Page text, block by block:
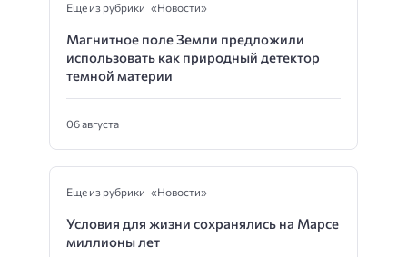
Еще из рубрики «Новости»
Магнитное поле Земли предложили
использовать как природный детектор
темной материи
06 августа
Еще из рубрики «Новости»
Условия для жизни сохранялись на Марсе
миллионы лет